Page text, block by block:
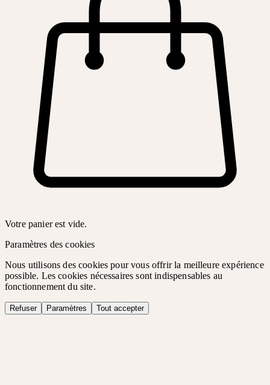
Votre panier est vide.
Paramètres des cookies
Nous utilisons des cookies pour vous offrir la meilleure expérience
possible. Les cookies nécessaires sont indispensables au
fonctionnement du site.
Refuser Paramètres Tout accepter